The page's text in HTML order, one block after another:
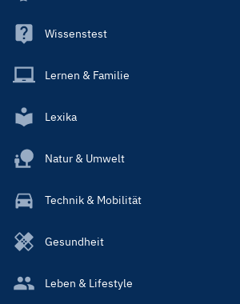
Wissenstest
Lernen & Familie
Lexika
Natur & Umwelt
Technik & Mobilität
Gesundheit
Leben & Lifestyle